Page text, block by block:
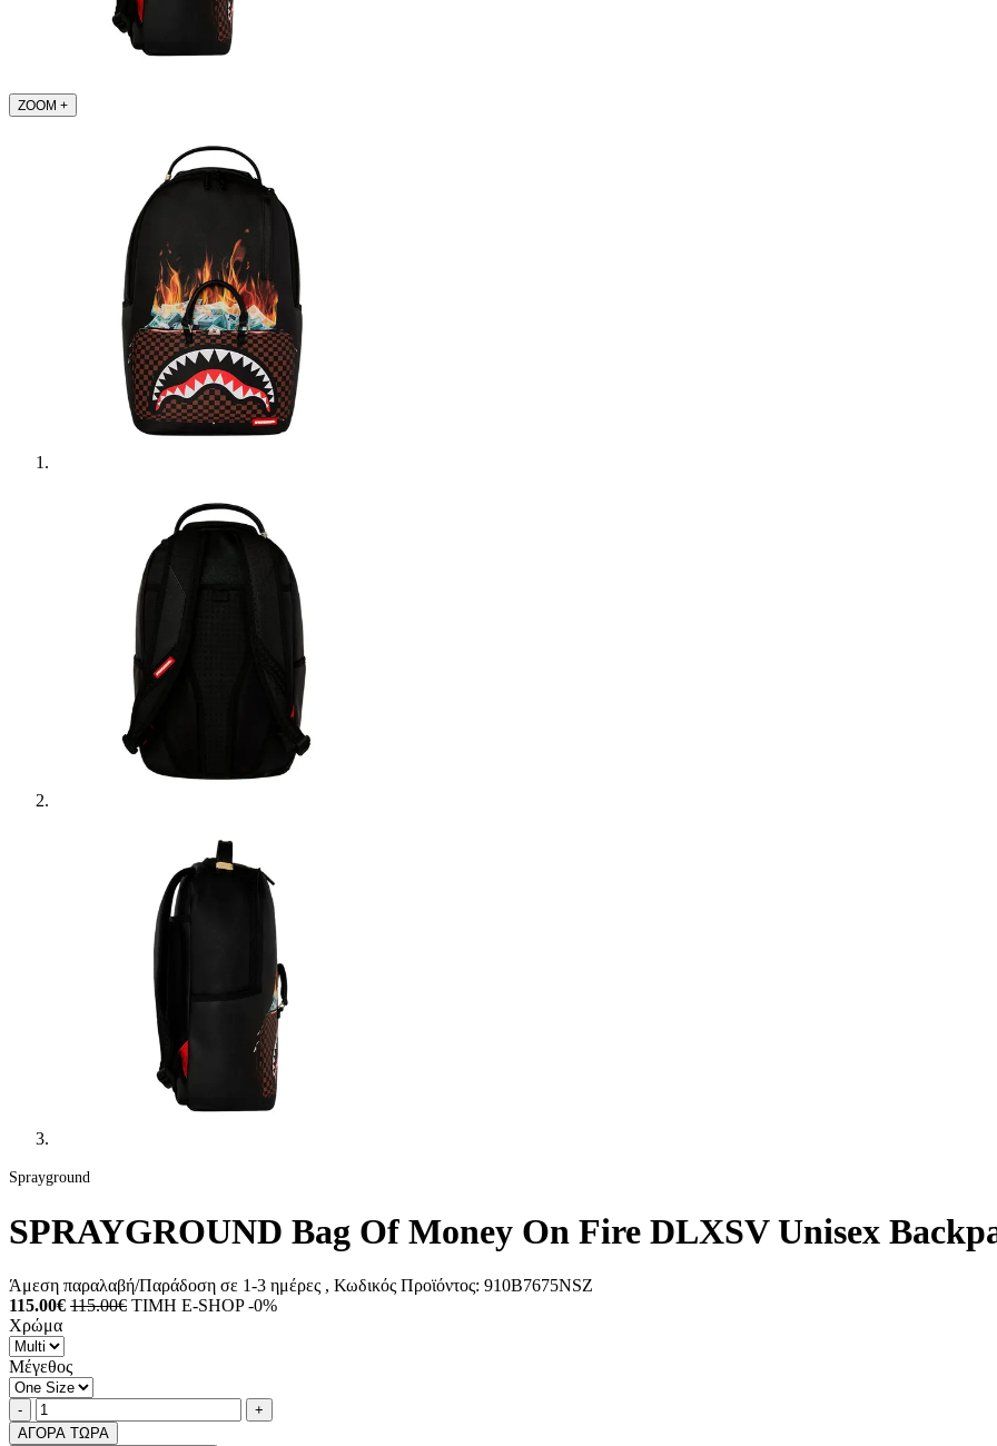
ZOOM +
Sprayground
SPRAYGROUND Bag Of Money On Fire DLXSV Unisex
Άμεση παραλαβή/Παράδοση σε 1-3 ημέρες , Κωδικός Προϊόντος: 910B7675NSZ
115.00€ 115.00€ ΤΙΜΗ E-SHOP -0%
Χρώμα
Μέγεθος
Ποσότητα
-product.increase.quantity +
ΑΓΟΡΑ ΤΩΡΑ